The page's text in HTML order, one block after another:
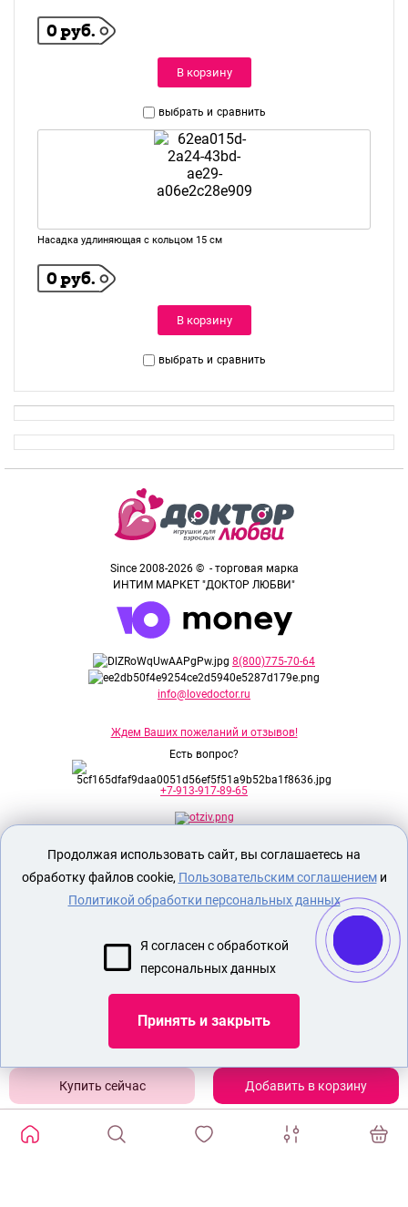
Добавить в корзину
0 руб.
В корзину
выбрать и сравнить
Насадка удлиняющая с кольцом 15 см
0 руб.
В корзину
выбрать и сравнить
Since 2008-2026 © - торговая марка
ИНТИМ МАРКЕТ "ДОКТОР ЛЮБВИ"
8(800)775-70-64
info@lovedoctor.ru
Ждем Ваших пожеланий и отзывов!
Есть вопрос?
+7-913-917-89-65
Секс шоп Доктор Любви предназначен
исключительно для лиц старше 18 лет!
Вся продукция имеет знак EAC
Евразийского соответствия.
ЭРОТИЧЕСКОЕ БЕЛЬЕ
Показать еще
Продолжая использовать сайт, вы соглашаетесь на
обработку файлов cookie, Пользовательским соглашениеми
Политикой обработки персональных данных
Я согласен с обработкой
персональных данных
Принять и закрыть